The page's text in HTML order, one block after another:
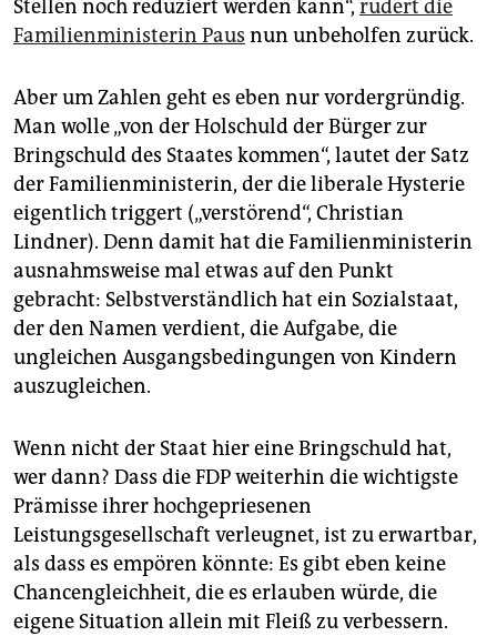
Stellen noch reduziert werden kann“, rudert die
Familienministerin Paus nun unbeholfen zurück.
Aber um Zahlen geht es eben nur vordergründig.
Man wolle „von der Holschuld der Bürger zur
Bringschuld des Staates kommen“, lautet der Satz
der Familienministerin, der die liberale Hysterie
eigentlich triggert („verstörend“, Christian
Lindner). Denn damit hat die Familienministerin
ausnahmsweise mal etwas auf den Punkt
gebracht: Selbstverständlich hat ein Sozialstaat,
der den Namen verdient, die Aufgabe, die
ungleichen Ausgangsbedingungen von Kindern
auszugleichen.
Wenn nicht der Staat hier eine Bringschuld hat,
wer dann? Dass die FDP weiterhin die wichtigste
Prämisse ihrer hochgepriesenen
Leistungsgesellschaft verleugnet, ist zu erwartbar,
als dass es empören könnte: Es gibt eben keine
Chancengleichheit, die es erlauben würde, die
eigene Situation allein mit Fleiß zu verbessern.